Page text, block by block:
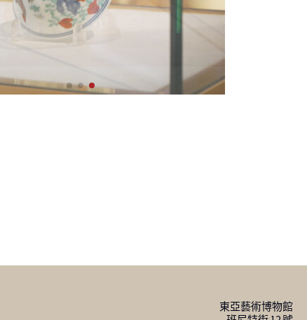
東亞藝術博物館